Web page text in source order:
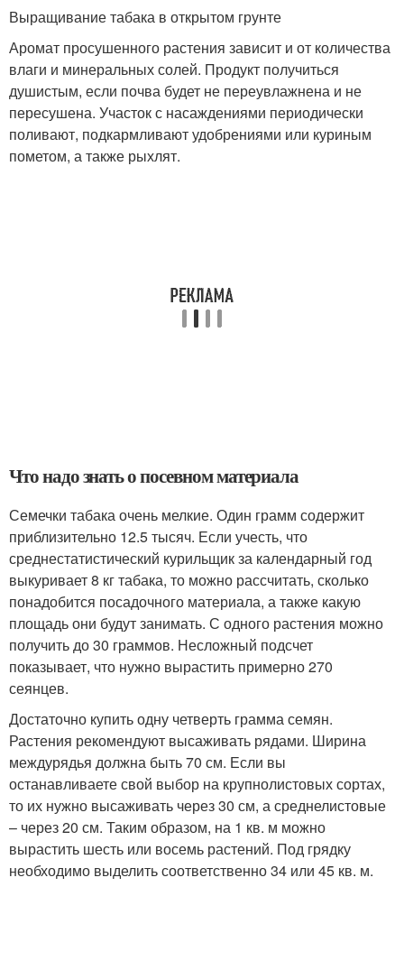
Выращивание табака в открытом грунте
Аромат просушенного растения зависит и от количества
влаги и минеральных солей. Продукт получиться
душистым, если почва будет не переувлажнена и не
пересушена. Участок с насаждениями периодически
поливают, подкармливают удобрениями или куриным
пометом, а также рыхлят.
Что надо знать о посевном материала
Семечки табака очень мелкие. Один грамм содержит
приблизительно 12.5 тысяч. Если учесть, что
среднестатистический курильщик за календарный год
выкуривает 8 кг табака, то можно рассчитать, сколько
понадобится посадочного материала, а также какую
площадь они будут занимать. С одного растения можно
получить до 30 граммов. Несложный подсчет
показывает, что нужно вырастить примерно 270
сеянцев.
Достаточно купить одну четверть грамма семян.
Растения рекомендуют высаживать рядами. Ширина
междурядья должна быть 70 см. Если вы
останавливаете свой выбор на крупнолистовых сортах,
то их нужно высаживать через 30 см, а среднелистовые
– через 20 см. Таким образом, на 1 кв. м можно
вырастить шесть или восемь растений. Под грядку
необходимо выделить соответственно 34 или 45 кв. м.